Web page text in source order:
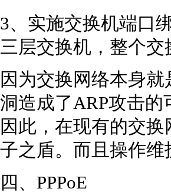
3、实施交换机端口
三层交换机，整个
因为交换网络本身
洞造成了ARP攻击
因此，在现有的交
子之盾。而且操作
四、PPPoE